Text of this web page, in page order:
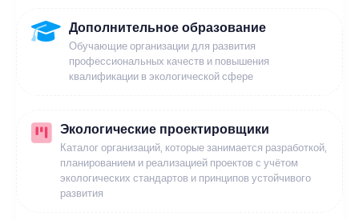
Дополнительное образование
Обучающие организации для развития
профессиональных качеств и повышения
квалификации в экологической сфере
Экологические проектировщики
Каталог организаций, которые занимается разработкой,
планированием и реализацией проектов с учётом
экологических стандартов и принципов устойчивого
развития